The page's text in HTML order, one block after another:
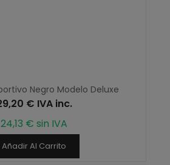
Negro Modelo Deluxe
€ IVA inc.
24,13 € sin IVA
Añadir Al Carrito